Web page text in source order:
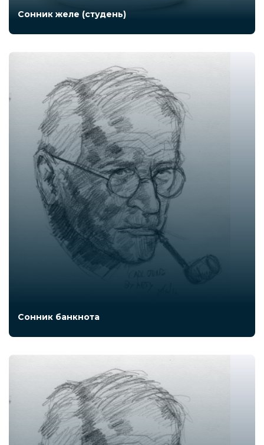
Сонник желе (студень)
Сонник банкнота